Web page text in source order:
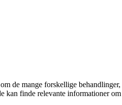
de mange forskellige
finde relevante informationer